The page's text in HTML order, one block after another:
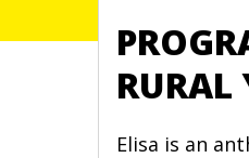
RURAL
Elisa is an